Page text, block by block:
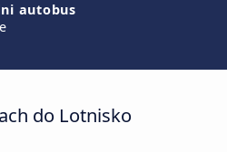
autobus
do Lotnisko